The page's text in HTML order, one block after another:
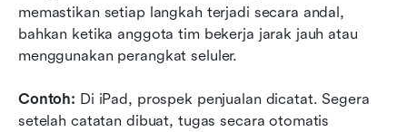
memastikan setiap langkah terjadi secara andal,
bahkan ketika anggota tim bekerja jarak jauh atau
menggunakan perangkat seluler.
Contoh: Di iPad, prospek penjualan dicatat. Segera
setelah catatan dibuat, tugas secara otomatis